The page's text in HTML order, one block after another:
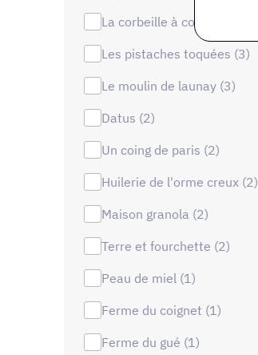
la corbeille à confitures (4)
les pistaches toquées (3)
le moulin de launay (3)
datus (2)
un coing de paris (2)
huilerie de l'orme creux (2)
maison granola (2)
terre et fourchette (2)
peau de miel (1)
ferme du coignet (1)
ferme du gué (1)